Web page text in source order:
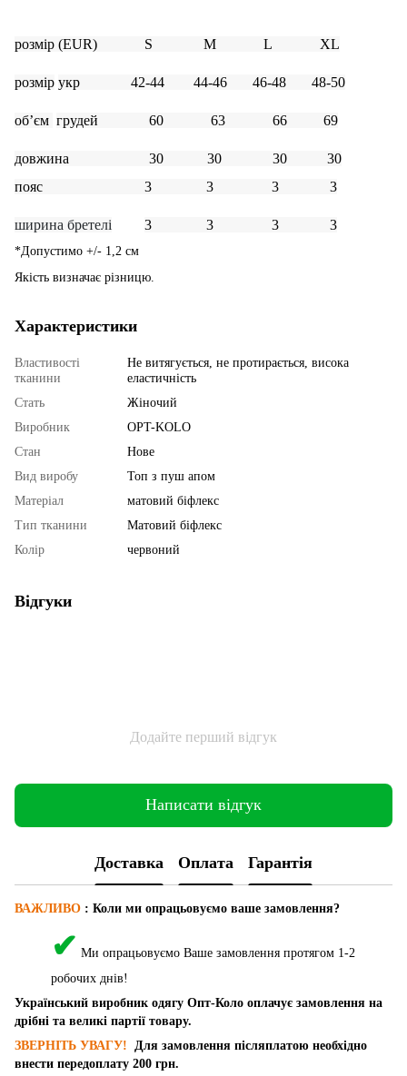
розмір (EUR) S M L XL
розмір укр 42-44 44-46 46-48 48-50
об’єм грудей 60 63 66 69
довжина 30 30 30 30
пояс 3 3 3 3
ширина бретелі 3 3 3 3
*Допустимо +/- 1,2 см
Якість визначає різницю.
Характеристики
Властивості
тканини
Не витягується, не протирається, висока
еластичність
Стать
Жіночий
Виробник
OPT-KOLO
Стан
Нове
Вид виробу
Топ з пуш апом
Матеріал
матовий біфлекс
Тип тканини
Матовий біфлекс
Колір
червоний
Відгуки
Додайте перший відгук
Написати відгук
Доставка Оплата Гарантія
ВАЖЛИВО : Коли ми опрацьовуємо ваше замовлення?
✔ Ми опрацьовуємо Ваше замовлення протягом 1-2
робочих днів!
Український виробник одягу Опт-Коло оплачує замовлення на
дрібні та великі партії товару.
ЗВЕРНІТЬ УВАГУ!
Для замовлення післяплатою необхідно
внести передоплату 200 грн.